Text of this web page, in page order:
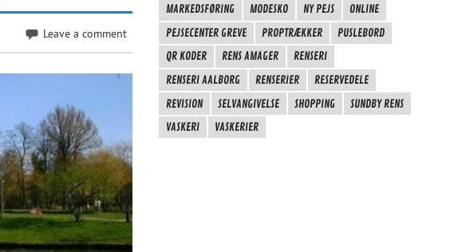
Leave a comment
MARKEDSFØRING
MODESKO NY PEJS
ONLINE
PEJSECENTER GREVE
PROPTRÆKKER
PUSLEBORD
QR KODER
RENS AMAGER
RENSERI
RENSERI AALBORG
RENSERIER
RESERVEDELE
REVISION
SELVANGIVELSE SHOPPING
SUNDBY RENS
VASKERI
VASKERIER